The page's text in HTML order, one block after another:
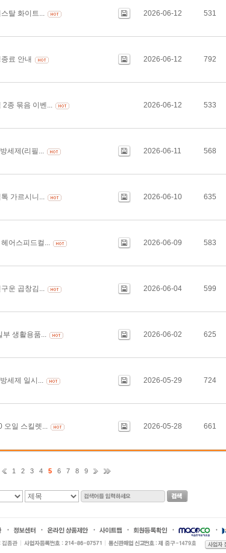
탈 화이트... 2026-06-12 531
료 안내 2026-06-12 792
2종 묶음 이벤... 2026-06-12 533
세제(리필... 2026-06-11 568
가르시니... 2026-06-10 635
어스피드컬... 2026-06-09 583
운 곱창김... 2026-06-04 599
부 생활용품... 2026-06-02 625
세제 일시... 2026-05-29 724
오일 스킬렛... 2026-05-28 661
1 2 3 4 5 6 7 8 9